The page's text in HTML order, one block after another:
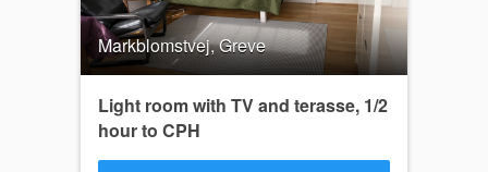
Markblomstvej, Greve
Light room with TV and terasse, 1/2
hour to CPH